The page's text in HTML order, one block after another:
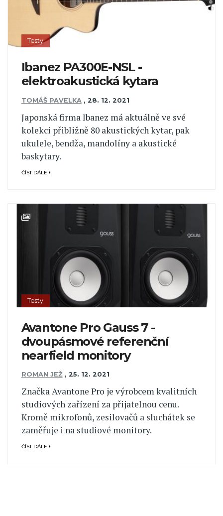
Testy
Ibanez PA300E-NSL -
elektroakustická kytara
TOMÁŠ PAVELKA , 28. 12. 2021
Japonská firma Ibanez má aktuálně ve své
kolekci přibližně 80 akustických kytar, pak
ukulele, bendža, mandolíny a akustické
baskytary.
ČÍST DÁLE
Testy
Avantone Pro Gauss 7 -
dvoupásmové referenční
nearfield monitory
ROMAN JEŽ , 25. 12. 2021
Značka Avantone Pro je výrobcem kvalitních
studiových zařízení za přijatelnou cenu.
Kromě mikrofonů, zesilovačů a sluchátek se
zaměřuje i na studiové monitory.
ČÍST DÁLE